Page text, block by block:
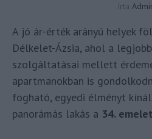
írta
A jó ár-érték arányú helyek
Délkelet-Ázsia, ahol a
szolgáltatásai mellett
apartmanokban is
fogható, egyedi élményt
panorámás lakás a 34.